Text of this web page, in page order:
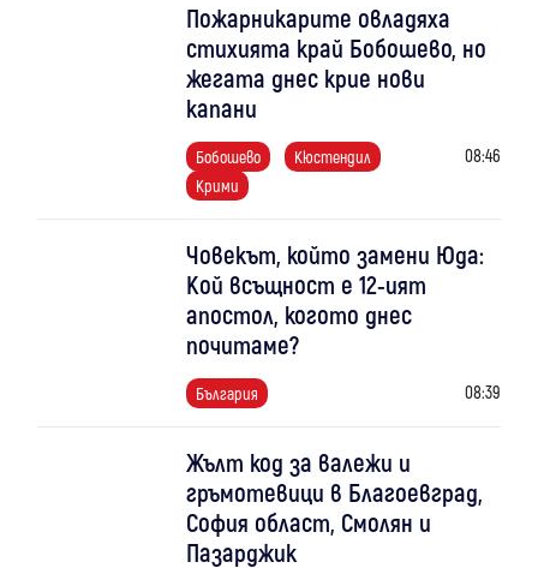
Пожарникарите овладяха
стихията край Бобошево, но
жегата днес крие нови
капани
Бобошево
Кюстендил
Крими
08:46
Човекът, който замени Юда:
Кой всъщност е 12-ият
апостол, когото днес
почитаме?
България 08:39
Жълт код за валежи и
гръмотевици в Благоевград,
София област, Смолян и
Пазарджик